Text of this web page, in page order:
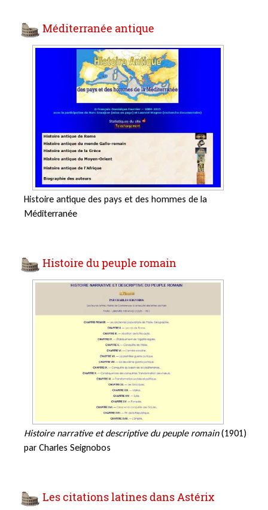
Méditerranée antique
Histoire antique des pays et des hommes de la
Méditerranée
Histoire du peuple romain
Histoire narrative et descriptive du peuple romain(1901)
par Charles Seignobos
Les citations latines dans Astérix